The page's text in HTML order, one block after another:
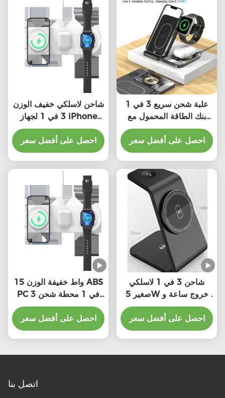
شاحن لاسلكي خفيف الوزن
3 في 1 لجهاز iPhone
Apple Watch AirPods
احصل على أفضل سعر
علبة شحن سريع 3 في 1
بنك الطاقة المحمول مع
كابل شحن 1m
احصل على أفضل سعر
15 واط خفيفة الوزن ABS
PC 3 في 1 محطة شحن
لاسلكية مع واجهة من النوع
C
احصل على أفضل سعر
شاحن 3 في 1 لاسلكي
صغير 5W خروج ساعة و
5W / 7.5W / 10W /
15W خروج لاسلكي
احصل على أفضل سعر
اتصل بنا